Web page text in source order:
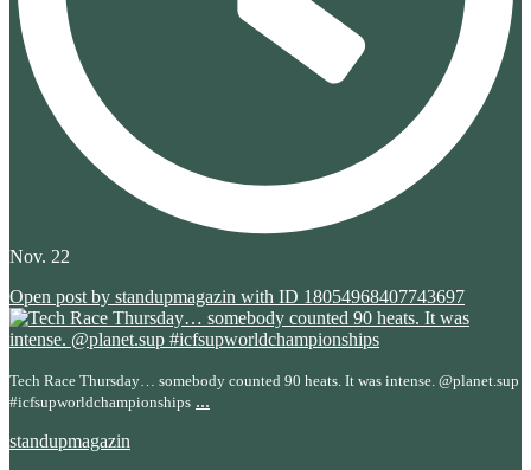
Nov. 22
Open post by standupmagazin with ID 18054968407743697
Tech Race Thursday… somebody counted 90 heats. It was intense. @planet.sup
#icfsupworldchampionships ...
standupmagazin